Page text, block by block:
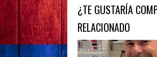
¿TE GUSTARÍA
RELACIONADO